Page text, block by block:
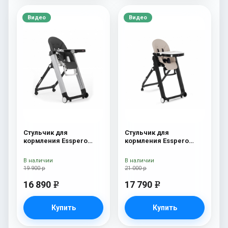
Видео
Стульчик для
кормления Esspero
19 900 р
16 890 e
Купить
В наличии
Видео
Стульчик для
кормления Esspero
21 000 р
17 790 e
Купить
В наличии